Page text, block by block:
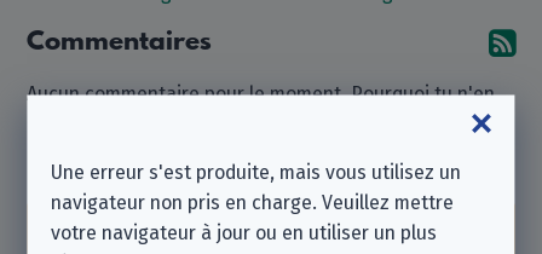
Commentaires
Aucun commentaire pour le moment. Pourquoi tu n'en
Laisser un commentaire
Notez que nous sommes uneassociation à but
Une erreur s'est produite, mais vous utilisez un
navigateur non pris en charge. Veuillez mettre
votre navigateur à jour ou en utiliser un plus